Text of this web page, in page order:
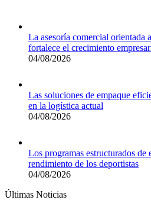
La asesoría comercial orientada
fortalece el crecimiento
04/08/2026
Las soluciones de empaque
en la logística actual
04/08/2026
Los programas estructurados de
rendimiento de los deportistas
04/08/2026
Últimas Noticias